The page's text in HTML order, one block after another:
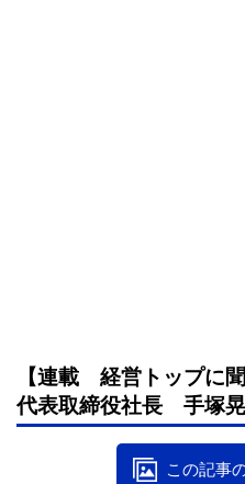
【連載 経営トップに
代表取締役社長 手塚晃
この記事